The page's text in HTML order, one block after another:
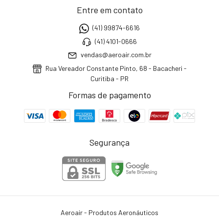
Entre em contato
(41) 99874-6616
(41) 4101-0666
vendas@aeroair.com.br
Rua Vereador Constante Pinto, 68 - Bacacheri -
Curitiba - PR
Formas de pagamento
Segurança
Aeroair - Produtos Aeronáuticos